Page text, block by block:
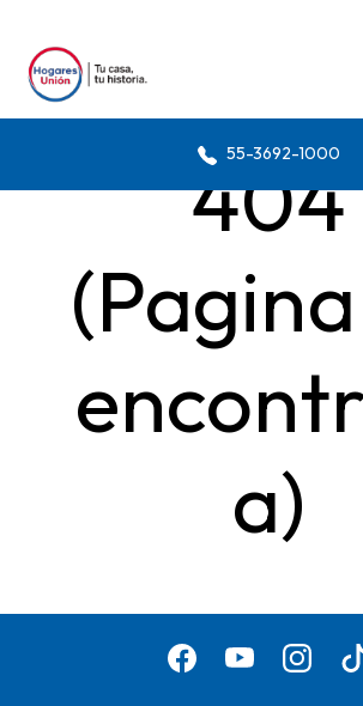
55-3692-1000
404
a)